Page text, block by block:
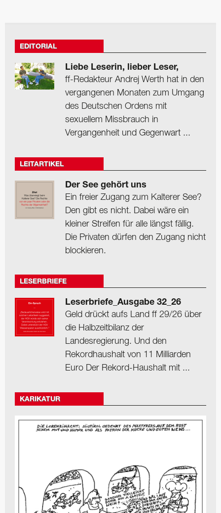
EDITORIAL
Liebe Leserin, lieber Leser,
ff-Redakteur Andrej Werth hat in den
vergangenen Monaten zum Umgang
des Deutschen Ordens mit
sexuellem Missbrauch in
Vergangenheit und Gegenwart ...
LEITARTIKEL
Der See gehört uns
Ein freier Zugang zum Kalterer See?
Den gibt es nicht. Dabei wäre ein
kleiner Streifen für alle längst fällig.
Die Privaten dürfen den Zugang nicht
blockieren.
LESERBRIEFE
Leserbriefe_Ausgabe 32_26
Geld drückt aufs Land ff 29/26 über
die Halbzeitbilanz der
Landesregierung. Und den
Rekordhaushalt von 11 Milliarden
Euro Der Rekord-Haushalt mit ...
KARIKATUR